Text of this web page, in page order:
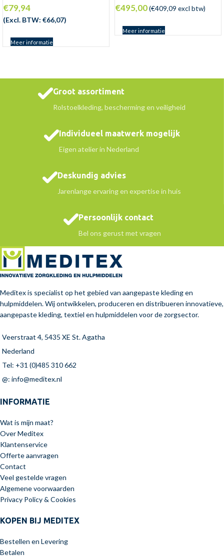
€79,94
(Excl. BTW: €66,07)
Meer informatie
€495,00(€409,09 excl btw)
Meer informatie
Groot assortiment
Rolstoelkleding, bescherming en veiligheid
Individueel maatwerk mogelijk
Eigen atelier in Nederland
Deskundig advies
Jarenlange ervaring en expertise in huis
Persoonlijk contact
Bel ons gerust met vragen
Meditex is specialist op het gebied van aangepaste kleding en
hulpmiddelen. Wij ontwikkelen, produceren en distribueren innovatieve,
aangepaste kleding, textiel en hulpmiddelen voor de zorgsector.
Veerstraat 4, 5435 XE St. Agatha
Nederland
Tel: +31 (0)485 310 662
@: info@meditex.nl
INFORMATIE
Wat is mijn maat?
Over Meditex
Klantenservice
Offerte aanvragen
Contact
Veel gestelde vragen
Algemene voorwaarden
Privacy Policy & Cookies
KOPEN BIJ MEDITEX
Bestellen en Levering
Betalen